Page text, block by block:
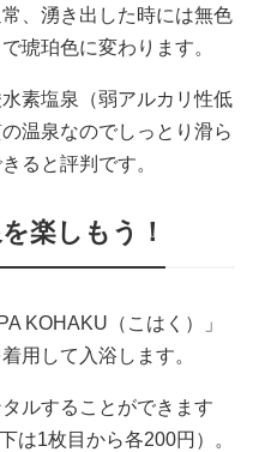
、湧き出した時には無色
琥珀色に変わります。
素塩泉（弱アルカリ性低
温泉なのでしっとり滑ら
ると評判です。
楽しもう！
KOHAKU（こはく）」
用して入浴します。
ルすることができます
は1枚目から各200円）。